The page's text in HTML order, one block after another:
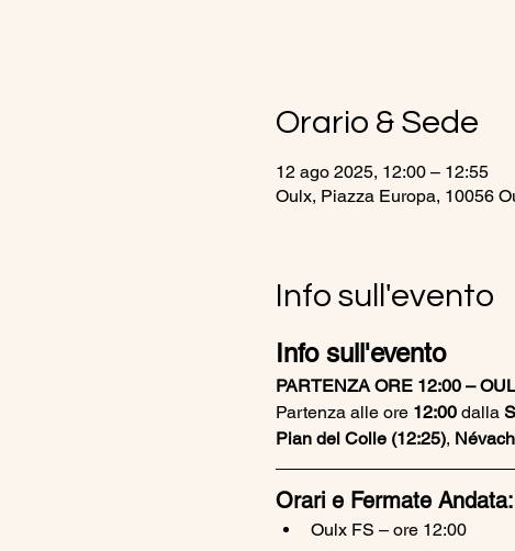
Orario & Sede
12 ago 2025, 12:00 – 12:55
Oulx, Piazza Europa, 10056
Info sull'evento
Info sull'evento
PARTENZA ORE 12:00 –
Partenza alle ore 12:00 dalla
Pian del Colle (12:25),
Orari e Fermate Andata:
Oulx FS – ore 12:00